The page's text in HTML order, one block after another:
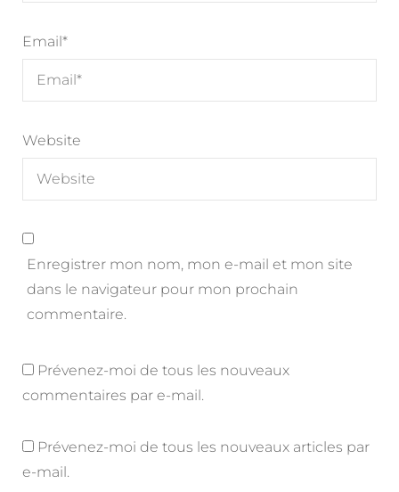
Email*
Website
Enregistrer mon nom, mon e-mail et mon site
dans le navigateur pour mon prochain
commentaire.
Prévenez-moi de tous les nouveaux
commentaires par e-mail.
Prévenez-moi de tous les nouveaux articles par
e-mail.